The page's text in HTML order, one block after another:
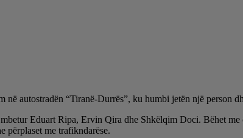
autostradën “Tiranë-Durrës”, ku humbi jetën një person
Eduart Ripa, Ervin Qira dhe Shkëlqim Doci. Bëhet
me trafikndarëse.